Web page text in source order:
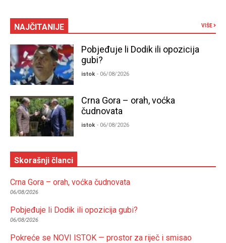
NAJČITANIJE VIŠE
Pobjeđuje li Dodik ili opozicija
gubi?
istok - 06/08/2026
Crna Gora – orah, voćka
čudnovata
istok - 06/08/2026
Skorašnji članci
Crna Gora – orah, voćka čudnovata
06/08/2026
Pobjeđuje li Dodik ili opozicija gubi?
06/08/2026
Pokreće se NOVI ISTOK — prostor za riječ i smisao